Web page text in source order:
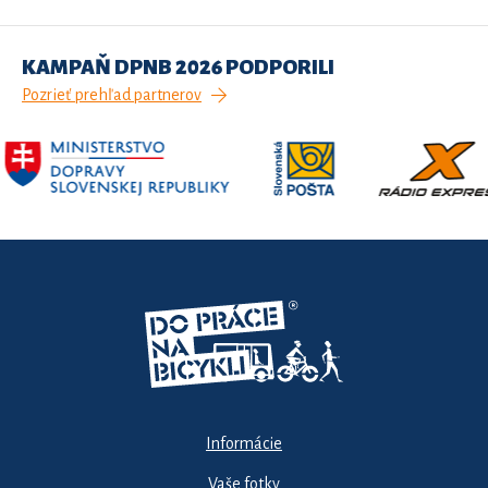
KAMPAŇ DPNB 2026 PODPORILI
Pozrieť prehľad partnerov
Informácie
Vaše fotky